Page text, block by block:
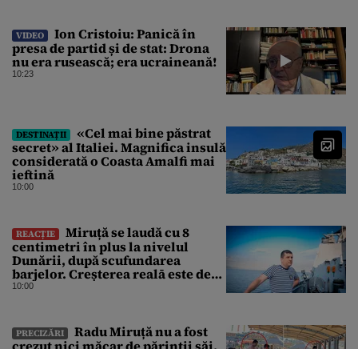
VIDEO
Ion Cristoiu: Panică în
presa de partid și de stat: Drona
nu era rusească; era ucraineană!
10:23
DESTINAȚII
«Cel mai bine păstrat
secret» al Italiei. Magnifica insulă
considerată o Coasta Amalfi mai
ieftină
10:00
REACȚIE
Miruță se laudă cu 8
centimetri în plus la nivelul
Dunării, după scufundarea
barjelor. Creșterea realā este de
doar 4 centimetri
10:00
PRECIZĂRI
Radu Miruță nu a fost